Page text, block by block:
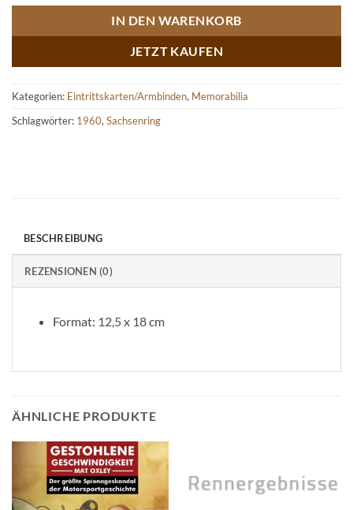
IN DEN WARENKORB
JETZT KAUFEN
Kategorien: Eintrittskarten/Armbinden, Memorabilia
Schlagwörter: 1960, Sachsenring
BESCHREIBUNG
REZENSIONEN (0)
Format: 12,5 x 18 cm
ÄHNLICHE PRODUKTE